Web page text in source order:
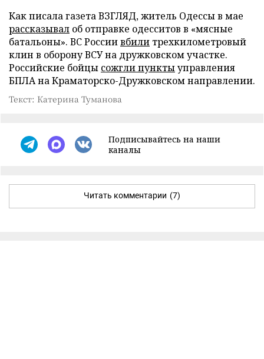
Как писала газета ВЗГЛЯД, житель Одессы в мае
рассказывал об отправке одесситов в «мясные
батальоны». ВС Россиивбили трехкилометровый
клин в оборону ВСУ на дружковском участке.
Российские бойцы сожгли пунктыуправления
БПЛА на Краматорско-Дружковском направлении.
Текст: Катерина Туманова
Подписывайтесь на наши
каналы
Читать комментарии (7)